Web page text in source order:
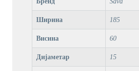
Ширина 185
Висина 60
Дијаметар 15